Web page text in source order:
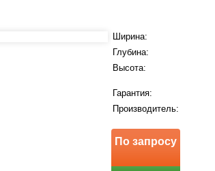
Ширина:
Глубина:
Высота:
Гарантия:
Производитель:
По запросу